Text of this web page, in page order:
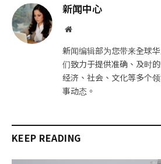
新闻中心
网
新闻编辑部为您带来全球
们致力于提供准确、及时
经济、社会、文化等多个
事动态。
KEEP READING